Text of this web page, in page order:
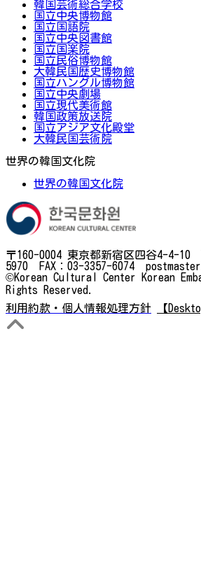
韓国芸術総合学校
国立中央博物館
国立国語院
国立中央図書館
国立国楽院
国立民俗博物館
大韓民国歴史博物館
国立ハングル博物館
国立中央劇場
国立現代美術館
韓国政策放送院
国立アジア文化殿堂
大韓民国芸術院
世界の韓国文化院
世界の韓国文化院
〒160-0004 東京都新宿区四谷4-4-10
5970 FAX：03-3357-6074
©Korean Cultural Center Korean
Rights Reserved.
利用約款・個人情報処理方針
【